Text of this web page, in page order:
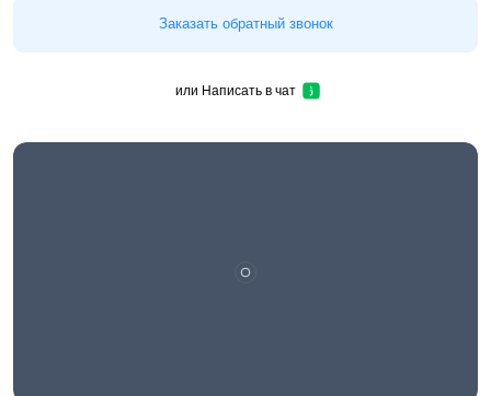
Заказать обратный звонок
или Написать в чат